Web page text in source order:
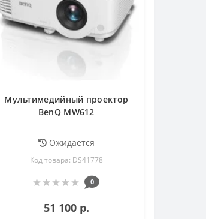
Мультимедийный проектор
BenQ MW612
Ожидается
Код товара: DS41778
0
51 100 р.